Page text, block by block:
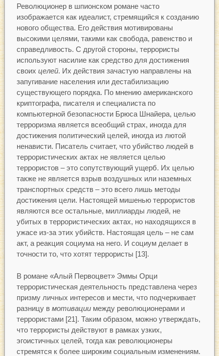
Революционер в шпионском романе часто
изображается как идеалист, стремящийся к созданию
нового общества. Его действия мотивированы
высокими целями, такими как свобода, равенство и
справедливость. С другой стороны, террористы
используют насилие как средство для достижения
своих целей. Их действия зачастую направлены на
запугивание населения или дестабилизацию
существующего порядка. По мнению американского
криптографа, писателя и специалиста по
компьютерной безопасности Брюса Шнайера, целью
терроризма является всеобщий страх, иногда для
достижения политический целей, иногда из лютой
ненависти. Писатель считает, что убийство людей в
террористических актах не является целью
террористов – это сопутствующий ущерб. Их целью
также не является взрыв воздушных или наземных
транспортных средств – это всего лишь методы
достижения цели. Настоящей мишенью террористов
являются все остальные, миллиарды людей, не
убитых в террористических актах, но находящихся в
ужасе из-за этих убийств. Настоящая цель – не сам
акт, а реакция социума на него. И социум делает в
точности то, что хотят террористы [13].
В романе «Алый Первоцвет» Эммы Орци
террористическая деятельность представлена через
призму личных интересов и мести, что подчеркивает
разницу в мотивациимежду революционерами и
террористами [21]. Таким образом, можно утверждать,
что террористы действуют в рамках узких,
эгоистичных целей, тогда как революционеры
стремятся к более широким социальным изменениям.